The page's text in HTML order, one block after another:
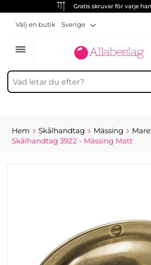
Gratis skruvar för varje
Välj en butik Sverige
dehaze
Hem Skålhandtag Mässing
Skålhandtag 3922 - Mässing Matt